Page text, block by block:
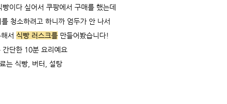
이다 싶어서 쿠팡에서 구매를 했는데
청소하려고 하니까 엄두가 안 나서
서 식빵 러스크를만들어봤습니다!
간단한 10분 요리예요
는 식빵, 버터, 설탕